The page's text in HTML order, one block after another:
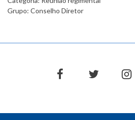
Grupo: Conselho Diretor
facebooktwitter